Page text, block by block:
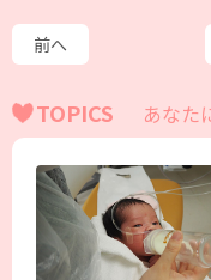
前へ
TOPICS あなた